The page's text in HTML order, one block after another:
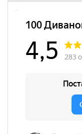
Тумба 900 Скайлайн
по телефону
**Цены на
действительны